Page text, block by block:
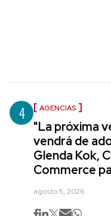
4 AGENCIAS
"La próxima
vendrá de
Glenda Kok,
Commerce
agosto 5, 2026